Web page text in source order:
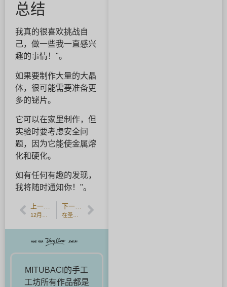
总结
我真的很喜欢挑战自
己，做一些我一直感兴
趣的事情！"。
如果要制作大量的大晶
体，很可能需要准备更
多的铋片。
它可以在家里制作，但
实验时要考虑安全问
题，因为它能使金属熔
化和硬化。
如有任何有趣的发现，
我将随时通知你！"。
MITUBACI的手工
工坊所有作品都是